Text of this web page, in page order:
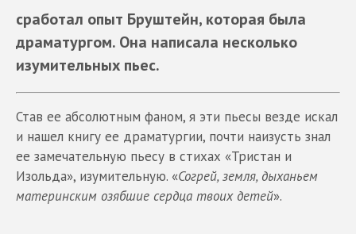
сработал опыт Бруштейн, которая была
драматургом. Она написала несколько
изумительных пьес.
Став ее абсолютным фаном, я эти пьесы везде искал
и нашел книгу ее драматургии, почти наизусть знал
ее замечательную пьесу в стихах «Тристан и
Изольда», изумительную. «Согрей, земля, дыханьем
материнским озябшие сердца твоих детей».